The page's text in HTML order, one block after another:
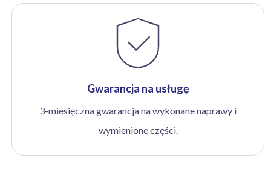
Gwarancja na usługę
3-miesięczna gwarancja na wykonane naprawy i
wymienione części.